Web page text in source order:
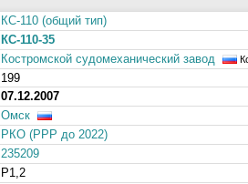
КС-110 (общий тип)
КС-110-35
Костромской судомеханический завод
199
07.12.2007
Омск
РКО (РРР до 2022)
235209
Р1,2